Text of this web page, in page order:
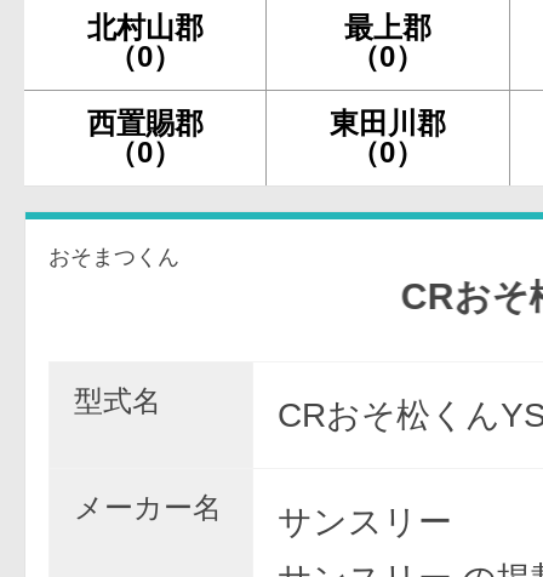
北村山郡
（0）
最上郡
（0）
西置賜郡
（0）
東田川郡
（0）
おそまつくん
CRおそ松
型式名 CRおそ松くん
メーカー名
サンスリー